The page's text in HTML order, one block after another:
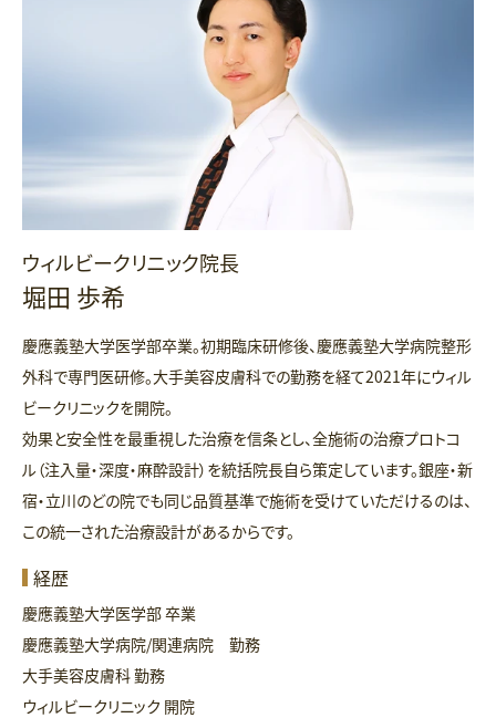
ウィルビークリニック院長
堀田 歩希
慶應義塾大学医学部卒業。初期臨床研修後、慶應義塾大学病院整形
外科で専門医研修。大手美容皮膚科での勤務を経て2021年にウィル
ビークリニックを開院。
効果と安全性を最重視した治療を信条とし、全施術の治療プロトコ
ル（注入量・深度・麻酔設計）を統括院長自ら策定しています。銀座・新
宿・立川のどの院でも同じ品質基準で施術を受けていただけるのは、
この統一された治療設計があるからです。
経歴
慶應義塾大学医学部 卒業
慶應義塾大学病院/関連病院 勤務
大手美容皮膚科 勤務
ウィルビークリニック 開院